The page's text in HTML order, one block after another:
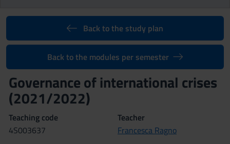
Back to the study plan
Back to the modules per semester
Governance of international crises
(2021/2022)
Teaching code
4S003637
Teacher
Francesca Ragno